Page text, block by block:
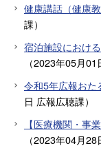
健康講話（健康
課）
宿泊施設におけ
（2023年05月01
令和5年広報おた
日 広報広聴課）
【医療機関・事
（2023年04月28